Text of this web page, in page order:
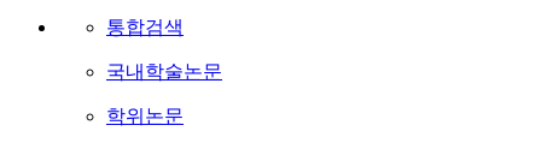
통합검색
국내학술논문
학위논문